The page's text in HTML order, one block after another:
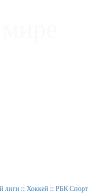
лиги :: Хоккей :: РБК Спорт